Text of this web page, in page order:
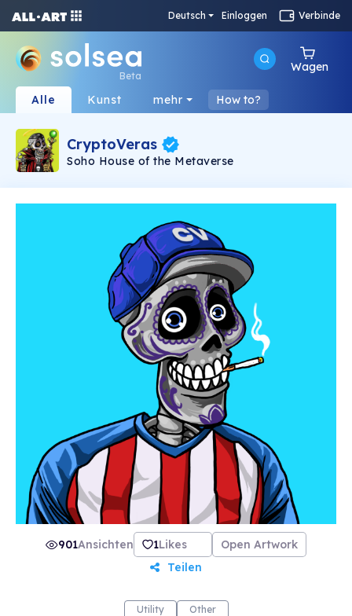
Deutsch Einloggen Verbinde
Beta
Wagen
Alle Kunst mehr How to?
CryptoVeras
Soho House of the Metaverse
901Ansichten 1Likes
Open Artwork
Teilen
Utility Other